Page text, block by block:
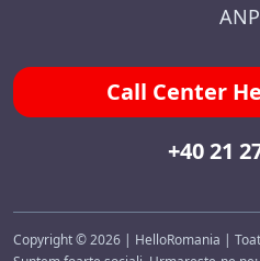
Call Center
+40 21
Copyright © 2026 | HelloRomania |